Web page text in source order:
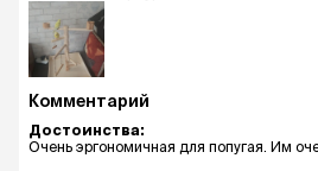
Комментарий
Достоинства:
Очень эргономичная для попугая. Им